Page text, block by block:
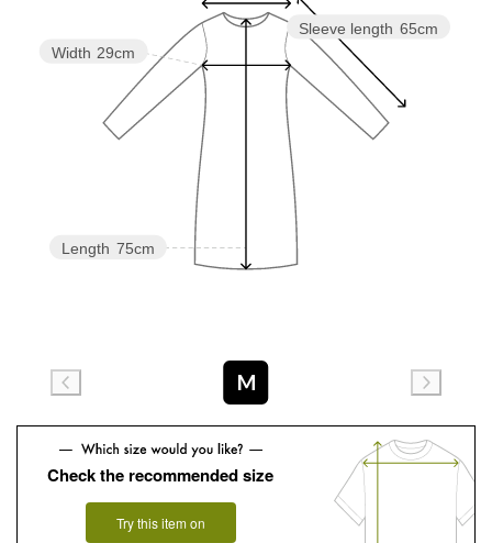
Sleeve length 65cm
Length 75cm
Width 29cm
M
Check the recommended size
Try this item on